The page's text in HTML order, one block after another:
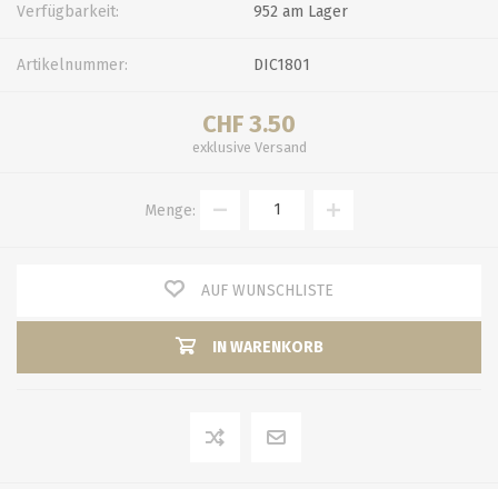
Verfügbarkeit: 952 am Lager
Artikelnummer: DIC1801
CHF 3.50
exklusive Versand
Menge:
AUF WUNSCHLISTE
IN WARENKORB